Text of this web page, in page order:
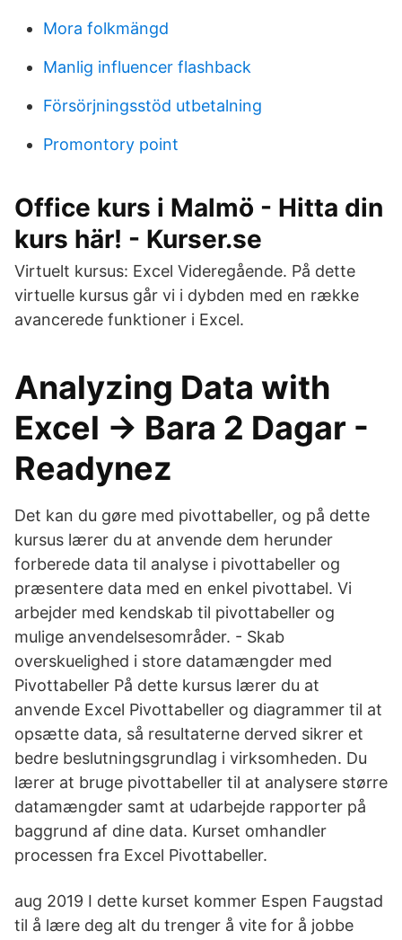
Mora folkmängd
Manlig influencer flashback
Försörjningsstöd utbetalning
Promontory point
Office kurs i Malmö - Hitta din
kurs här! - Kurser.se
Virtuelt kursus: Excel Videregående. På dette
virtuelle kursus går vi i dybden med en række
avancerede funktioner i Excel.
Analyzing Data with
Excel → Bara 2 Dagar -
Readynez
Det kan du gøre med pivottabeller, og på dette
kursus lærer du at anvende dem herunder
forberede data til analyse i pivottabeller og
præsentere data med en enkel pivottabel. Vi
arbejder med kendskab til pivottabeller og
mulige anvendelsesområder. - Skab
overskuelighed i store datamængder med
Pivottabeller På dette kursus lærer du at
anvende Excel Pivottabeller og diagrammer til at
opsætte data, så resultaterne derved sikrer et
bedre beslutningsgrundlag i virksomheden. Du
lærer at bruge pivottabeller til at analysere større
datamængder samt at udarbejde rapporter på
baggrund af dine data. Kurset omhandler
processen fra Excel Pivottabeller.
aug 2019 I dette kurset kommer Espen Faugstad
til å lære deg alt du trenger å vite for å jobbe